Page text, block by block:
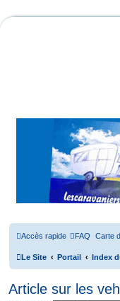
Accès rapide FAQ Carte
Le Site Portail Index
Article sur les